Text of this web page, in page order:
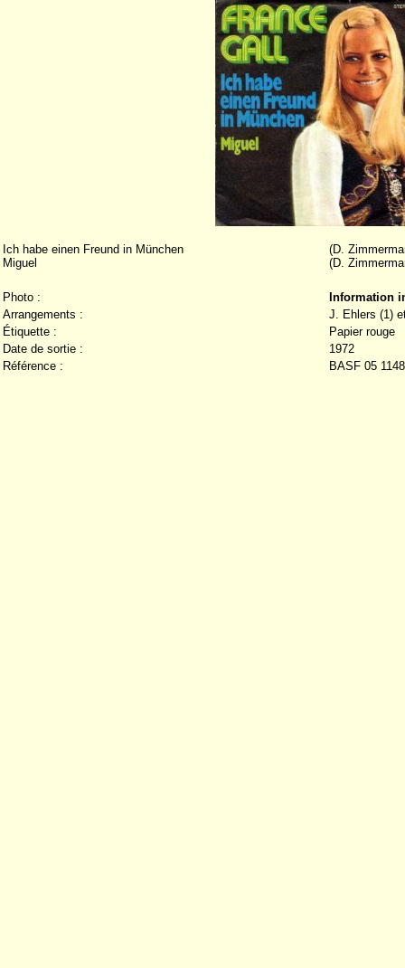
Ich habe einen Freund in München
Miguel
(D.
(D.
Photo :
Information
Arrangements :
J. Ehlers (1)
Étiquette :
Papier rouge
Date de sortie :
1972
Référence :
BASF 05